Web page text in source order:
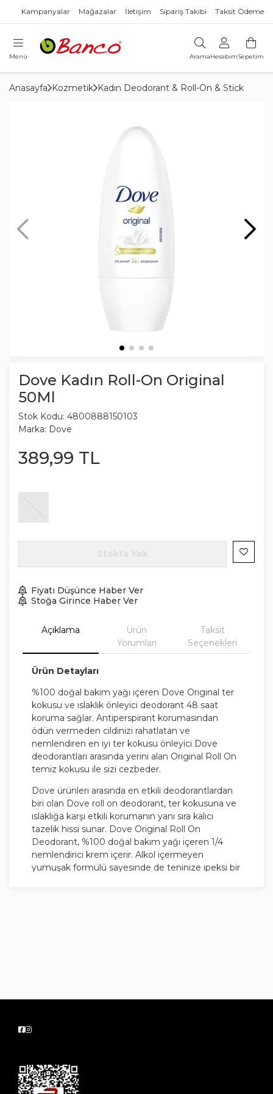
Kampanyalar Mağazalar İletişim Sipariş Takibi Taksit Ödeme
Menü AramaHesabımSepetim
Anasayfa Kozmetik Kadın Deodorant & Roll-On & Stick
Dove Kadın Roll-On Original
50Ml
Stok Kodu: 4800888150103
Marka: Dove
389,99 TL
Fiyatı Düşünce Haber Ver
Stoğa Girince Haber Ver
Açıklama
Ürün
Yorumları
Taksit
Seçenekleri
Ürün Detayları
%100 doğal bakım yağı içeren Dove Original ter
kokusu ve ıslaklık önleyici deodorant 48 saat
koruma sağlar. Antiperspirant korumasından
ödün vermeden cildinizi rahatlatan ve
nemlendiren en iyi ter kokusu önleyici Dove
deodorantları arasında yerini alan Original Roll On
temiz kokusu ile sizi cezbeder.
Dove ürünleri arasında en etkili deodorantlardan
biri olan Dove roll on deodorant, ter kokusuna ve
ıslaklığa karşı etkili korumanın yanı sıra kalıcı
tazelik hissi sunar. Dove Original Roll On
Deodorant, %100 doğal bakım yağı içeren 1/4
nemlendirici krem içerir. Alkol içermeyen
yumuşak formülü sayesinde de teninize ipeksi bir
kullanıma uygundur. Cilt uyumu dermatolojik
Deodorant ter kokusu ve terden kaynaklı ıslaklığı
ferahlık hissini yaşayabilirsiniz.
Nasıl Kullanılır ? :